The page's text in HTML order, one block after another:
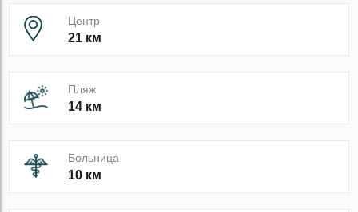
Центр
21 км
Пляж
14 км
Больница
10 км